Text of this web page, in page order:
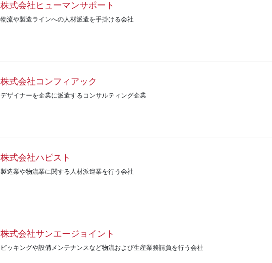
株式会社ヒューマンサポート
物流や製造ラインへの人材派遣を手掛ける会社
株式会社コンフィアック
デザイナーを企業に派遣するコンサルティング企業
株式会社ハピスト
製造業や物流業に関する人材派遣業を行う会社
株式会社サンエージョイント
ピッキングや設備メンテナンスなど物流および生産業務請負を行う会社